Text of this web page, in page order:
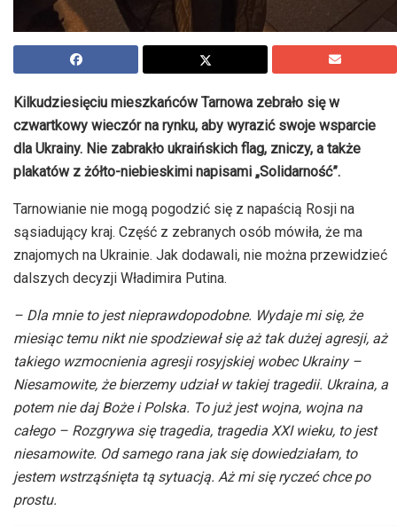
Kilkudziesięciu mieszkańców Tarnowa zebrało się w
czwartkowy wieczór na rynku, aby wyrazić swoje wsparcie
dla Ukrainy. Nie zabrakło ukraińskich flag, zniczy, a także
plakatów z żółto-niebieskimi napisami „Solidarność”.
Tarnowianie nie mogą pogodzić się z napaścią Rosji na
sąsiadujący kraj. Część z zebranych osób mówiła, że ma
znajomych na Ukrainie. Jak dodawali, nie można przewidzieć
dalszych decyzji Władimira Putina.
– Dla mnie to jest nieprawdopodobne. Wydaje mi się, że
miesiąc temu nikt nie spodziewał się aż tak dużej agresji, aż
takiego wzmocnienia agresji rosyjskiej wobec Ukrainy –
Niesamowite, że bierzemy udział w takiej tragedii. Ukraina, a
potem nie daj Boże i Polska. To już jest wojna, wojna na
całego – Rozgrywa się tragedia, tragedia XXI wieku, to jest
niesamowite. Od samego rana jak się dowiedziałam, to
jestem wstrząśnięta tą sytuacją. Aż mi się ryczeć chce po
prostu.